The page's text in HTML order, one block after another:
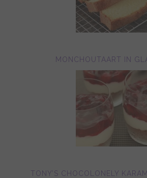
MONCHOUTAART IN
TONY’S CHOCOLONELY